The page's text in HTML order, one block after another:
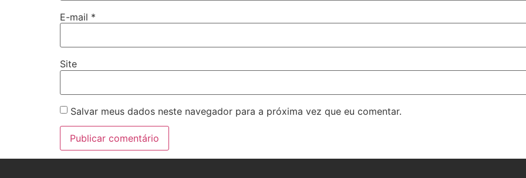
E-mail *
Site
Salvar meus dados neste navegador para a próxima vez que eu comentar.